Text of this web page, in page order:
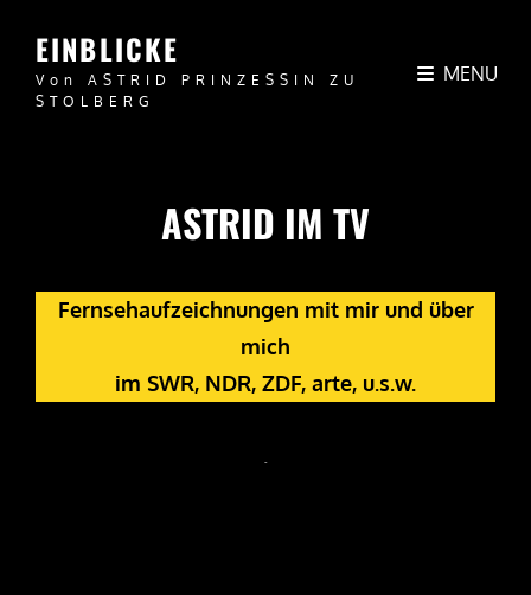
EINBLICKE
Von ASTRID PRINZESSIN ZU
STOLBERG
MENU
ASTRID IM TV
Fernsehaufzeichnungen mit mir und über
mich
im SWR, NDR, ZDF, arte, u.s.w.